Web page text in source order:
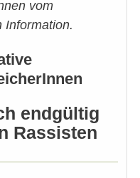
vom
Information.
endgültig
Rassisten